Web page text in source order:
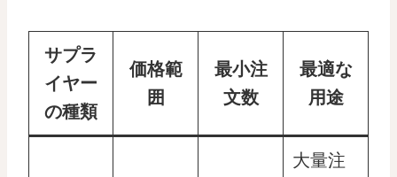
サプラ
イヤー
の種類
価格範
囲
最小注
文数
最適な
用途
大量注